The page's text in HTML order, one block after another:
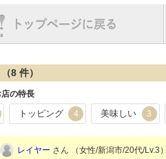
8 件）
の特長
トッピング 4 美味しい 3
レイヤー さん （女性/新潟市/20代/Lv.3）